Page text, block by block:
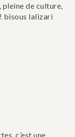
pleine de culture,
bisous lalizari
c’est une